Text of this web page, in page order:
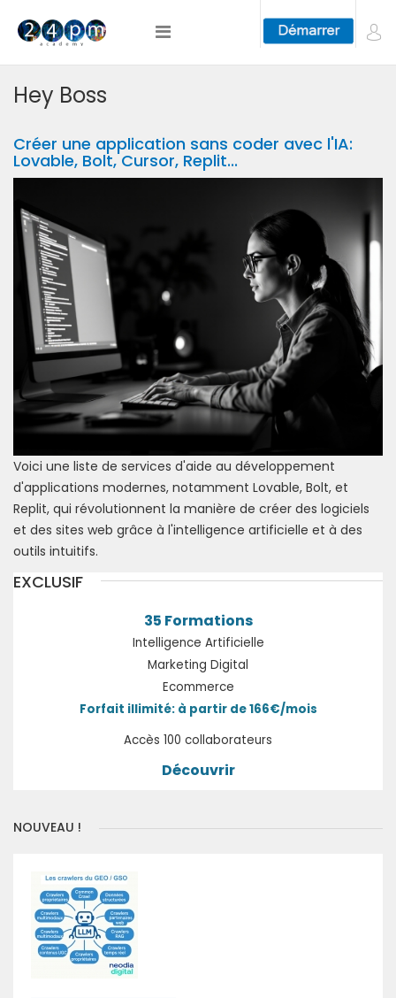
Hey Boss
Créer une application sans coder avec l'IA:
Lovable, Bolt, Cursor, Replit...
Voici une liste de services d'aide au développement
d'applications modernes, notamment Lovable, Bolt, et
Replit, qui révolutionnent la manière de créer des logiciels
et des sites web grâce à l'intelligence artificielle et à des
outils intuitifs.
EXCLUSIF
35 Formations
Intelligence Artificielle
Marketing Digital
Ecommerce
Forfait illimité: à partir de 166€/mois
Accès 100 collaborateurs
Découvrir
NOUVEAU !